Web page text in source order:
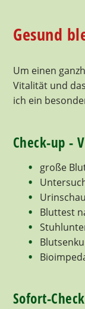
Gesund
Um einen
Vitalität und
ich ein
Check-up -
große
Bluttest
Sofort-Check